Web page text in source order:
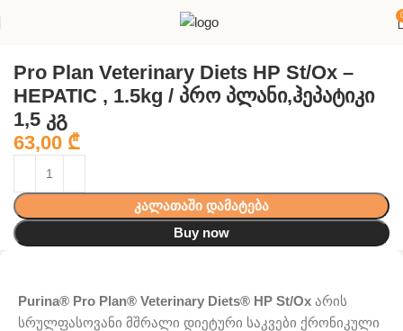
Pro Plan Veterinary Diets HP St/Ox –
HEPATIC , 1.5kg / პრო პლანი,ჰეპატიკი
1,5 კგ
63,00 ₾
კალათაში დამატება
Buy now
Purina® Pro Plan® Veterinary Diets® HP St/Ox არის
სრულფასოვანი მშრალი დიეტური საკვები ქრონიკული